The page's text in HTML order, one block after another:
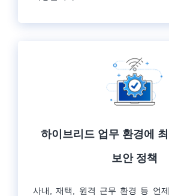
하이브리드 업무 환경에
보안 정책
사내, 재택, 원격 근무 환경 등 언